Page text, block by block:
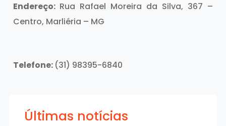
Endereço: Rua Rafael Moreira da Silva, 367 –
Centro, Marliéria – MG
Telefone: (31) 98395-6840
Últimas notícias